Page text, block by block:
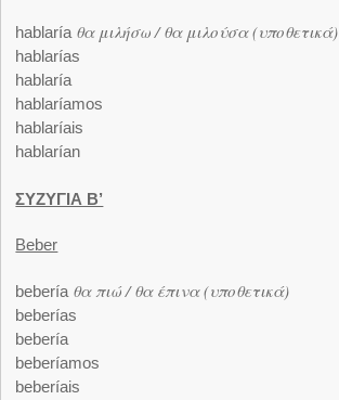
hablaría θα μιλήσω / θα μιλούσα (υποθετικά)
hablarías
hablaría
hablaríamos
hablaríais
hablarían
ΣΥΖΥΓΙΑ Β’
Beber
bebería θα πιώ / θα έπινα (υποθετικά)
beberías
bebería
beberíamos
beberíais